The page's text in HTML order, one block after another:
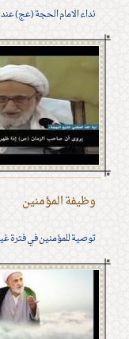
نداء الامام الحجة (عج)
وظيفة المؤمنين
توصية للمؤمنين في فترة